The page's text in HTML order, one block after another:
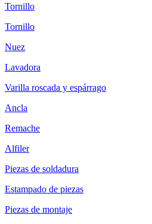
Tornillo
Tornillo
Nuez
Lavadora
Varilla roscada y espárrago
Ancla
Remache
Alfiler
Piezas de soldadura
Estampado de piezas
Piezas de montaje